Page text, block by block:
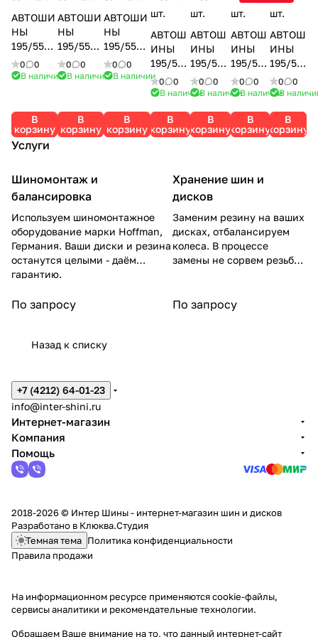
АВТОШИ
НЫ
195/55
R15
CORDIAN
DRIVE
85Т
CORDIAN
0
0
В наличии
В
корзину
АВТОШИ
НЫ
195/55
R15
CORDIAN
89T
CORDIAN
0
0
В наличии
В
корзину
АВТОШИ
НЫ
195/55
R15
CORDIAN
89T
CORDIAN
0
0
В наличии
В
корзину
шт.
АВТОШ
ИНЫ
195/55
R15 ICE
GUARD
85Q
YOKOH
0
0
В наличии
В
корзину
шт.
АВТОШ
ИНЫ
195/55
R15 ICE
GUARD
89T
YOKOH
0
0
В наличии
В
корзину
шт.
АВТОШ
ИНЫ
195/55
R15 SP3
PREMIT
85T
MAXXIS
0
0
В наличии
В
корзину
шт.
АВТОШ
ИНЫ
195/55
R15
FORMU
85T
FORMU
0
0
В
В
корзину
Услуги
Шиномонтаж и
балансировка
Используем шиномонтажное
оборудование марки Hoffman,
Германия. Ваши диски и резина
останутся целыми - даём
гарантию.
По запросу
Хранение шин и
дисков
Заменим резину на ваших
дисках, отбалансируем
колеса. В процессе
замены не сорвем резьбу
По запросу
Назад к списку
+7 (4212) 64-01-23
info@inter-shini.ru
Интернет-магазин
Компания
Помощь
2018-2026 © Интер Шины - интернет-магазин шин и дисков
Разработано в Клюква.Студия
Темная тема Политика конфиденциальности
Правила продажи
На информационном ресурсе применяютсяcookie-файлы,
сервисы аналитики и рекомендательные технологии.
Обращаем Ваше внимание на то, что данный интернет-сайт